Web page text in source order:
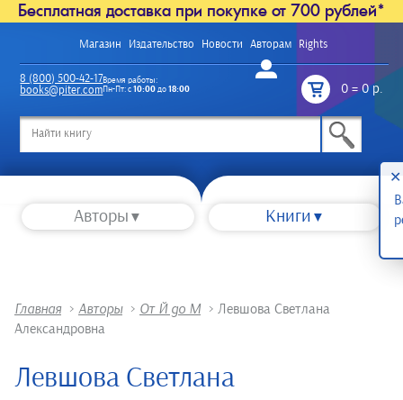
Бесплатная доставка при покупке от 700 рублей*
Магазин Издательство Новости Авторам Rights
Войти
0=0 р.
8 (800) 500-42-17
books@piter.com
Время работы:
Пн-Пт: с10:00до18:00
Авторы Книги
Главная > Авторы > От Й до М > Левшова Светлана
Александровна
Левшова Светлана
✕